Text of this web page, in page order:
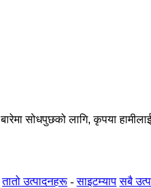
सोधपुछको लागि, कृपया
तातो उत्पादनहरू -साइटम्याप सबै